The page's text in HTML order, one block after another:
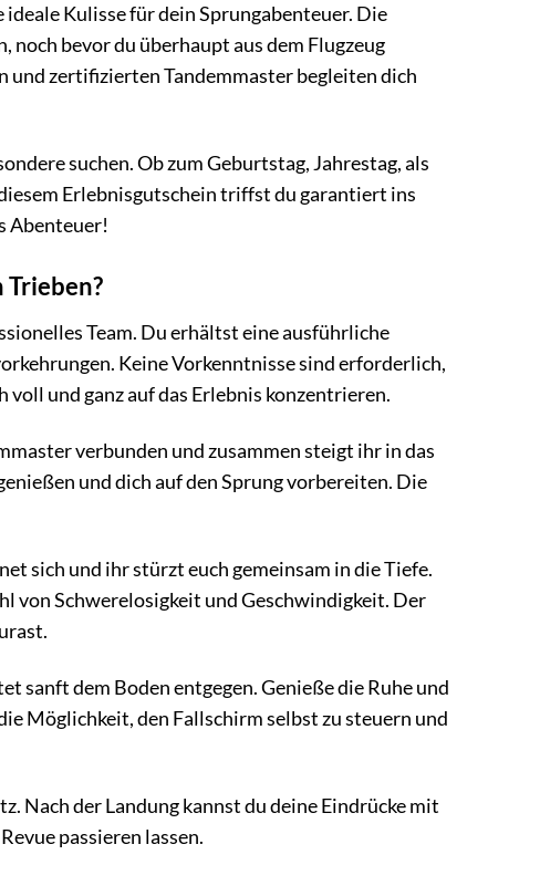
Kulisse für dein Sprungabenteuer. Die
noch bevor du überhaupt aus dem Flugzeug
und zertifizierten Tandemmaster begleiten dich
suchen. Ob zum Geburtstag, Jahrestag, als
Erlebnisgutschein triffst du garantiert ins
Abenteuer!
Team. Du erhältst eine ausführliche
Keine Vorkenntnisse sind erforderlich,
voll und ganz auf das Erlebnis konzentrieren.
verbunden und zusammen steigt ihr in das
und dich auf den Sprung vorbereiten. Die
sich und ihr stürzt euch gemeinsam in die Tiefe.
von Schwerelosigkeit und Geschwindigkeit. Der
sanft dem Boden entgegen. Genieße die Ruhe und
Möglichkeit, den Fallschirm selbst zu steuern und
Nach der Landung kannst du deine Eindrücke mit
passieren lassen.